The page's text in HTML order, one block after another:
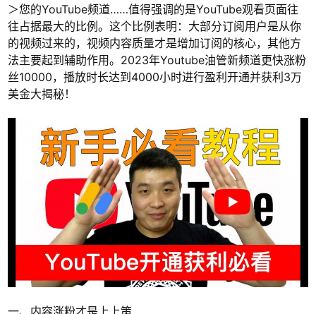
＞您的YouTube频道……值得强调的是YouTube观看页面往
往占据最大的比例。这个比例表明：大部分订阅用户是从你
的视频过来的，视频内容质量才是增加订阅的核心，其他方
法主要起到辅助作用。2023年Youtube油管新频道更快涨粉
丝10000，播放时长达到4000小时进行盈利开通并获利3万
美金大揭秘！